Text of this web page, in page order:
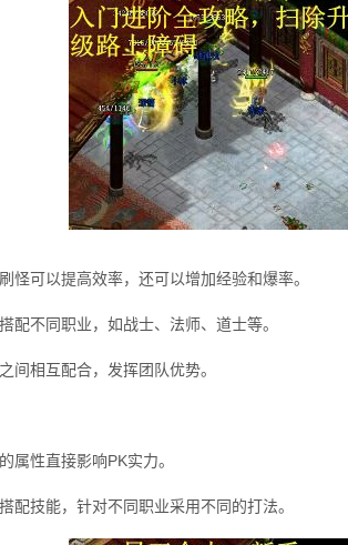
怪可以提高效率，还可以增加经验和爆率。
配不同职业，如战士、法师、道士等。
间相互配合，发挥团队优势。
属性直接影响PK实力。
配技能，针对不同职业采用不同的打法。